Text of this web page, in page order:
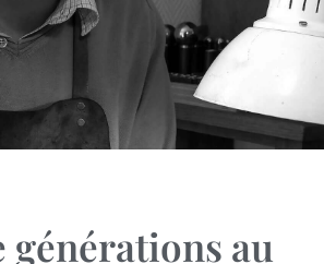
générations au